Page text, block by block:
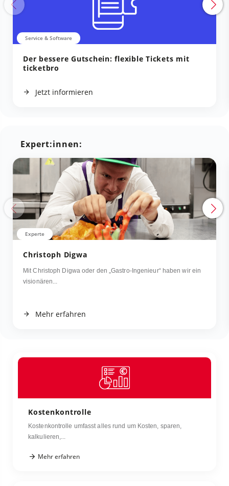
Service & Software
Der bessere Gutschein: flexible Tickets mit
ticketbro
Jetzt informieren
Expert:innen:
Experte
Christoph Digwa
Mit Christoph Digwa oder den „Gastro-Ingenieur“ haben wir ein
visionären...
Mehr erfahren
Kostenkontrolle
Kostenkontrolle umfasst alles rund um Kosten, sparen,
kalkulieren,...
Mehr erfahren